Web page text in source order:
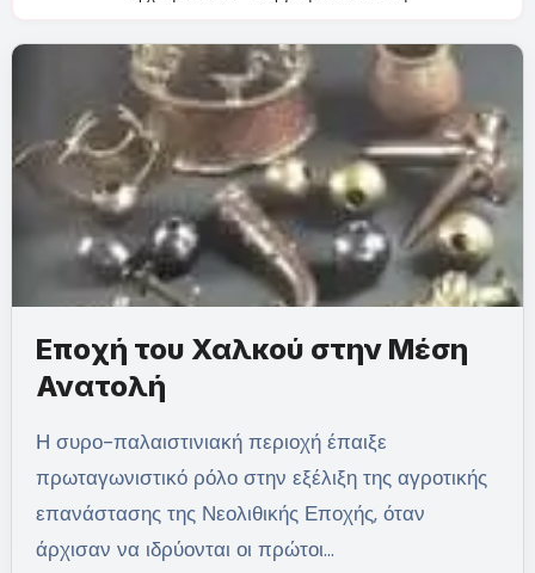
Εποχή του Χαλκού στην Μέση
Ανατολή
Η συρο-παλαιστινιακή περιοχή έπαιξε
πρωταγωνιστικό ρόλο στην εξέλιξη της αγροτικής
επανάστασης της Νεολιθικής Εποχής, όταν
άρχισαν να ιδρύονται οι πρώτοι…